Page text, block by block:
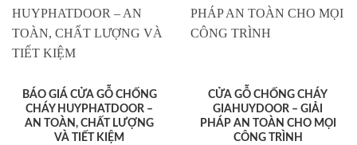
BÁO GIÁ CỬA GỖ CHỐNG
CHÁY HUYPHATDOOR –
AN TOÀN, CHẤT LƯỢNG
VÀ TIẾT KIỆM
CỬA GỖ CHỐNG CHÁY
GIAHUYDOOR – GIẢI
PHÁP AN TOÀN CHO MỌI
CÔNG TRÌNH